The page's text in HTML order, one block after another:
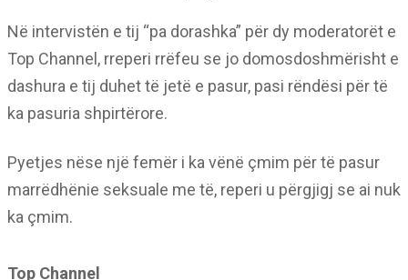
Në intervistën e tij “pa dorashka” për dy moderatorët e
Top Channel, rreperi rrëfeu se jo domosdoshmërisht e
dashura e tij duhet të jetë e pasur, pasi rëndësi për të
ka pasuria shpirtërore.
Pyetjes nëse një femër i ka vënë çmim për të pasur
marrëdhënie seksuale me të, reperi u përgjigj se ai nuk
ka çmim.
Top Channel